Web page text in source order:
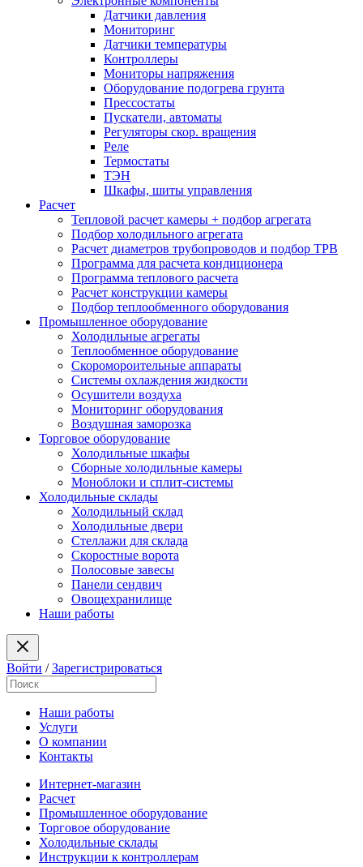
Датчики давления
Мониторинг
Датчики температуры
Контроллеры
Мониторы напряжения
Оборудование подогрева грунта
Прессостаты
Пускатели, автоматы
Регуляторы скор. вращения
Реле
Термостаты
ТЭН
Шкафы, шиты управления
Расчет
Тепловой расчет камеры + подбор агрегата
Подбор холодильного агрегата
Расчет диаметров трубопроводов и подбор ТРВ
Программа для расчета кондиционера
Программа теплового расчета
Расчет конструкции камеры
Подбор теплообменного оборудования
Промышленное оборудование
Холодильные агрегаты
Теплообменное оборудование
Скоромороительные аппараты
Системы охлаждения жидкости
Осушители воздуха
Мониторинг оборудования
Воздушная заморозка
Торговое оборудование
Холодильные шкафы
Сборные холодильные камеры
Моноблоки и сплит-системы
Холодильные склады
Холодильный склад
Холодильные двери
Стеллажи для склада
Скоростные ворота
Полосовые завесы
Панели сендвич
Овощехранилище
Наши работы
Войти /Зарегистрироваться
Наши работы
Услуги
О компании
Контакты
Интернет-магазин
Расчет
Промышленное оборудование
Торговое оборудование
Холодильные склады
Инструкции к контроллерам